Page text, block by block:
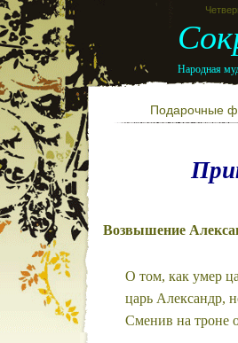
Народная
Возвышение
О том, как умер
царь Александр,
Сменив на троне